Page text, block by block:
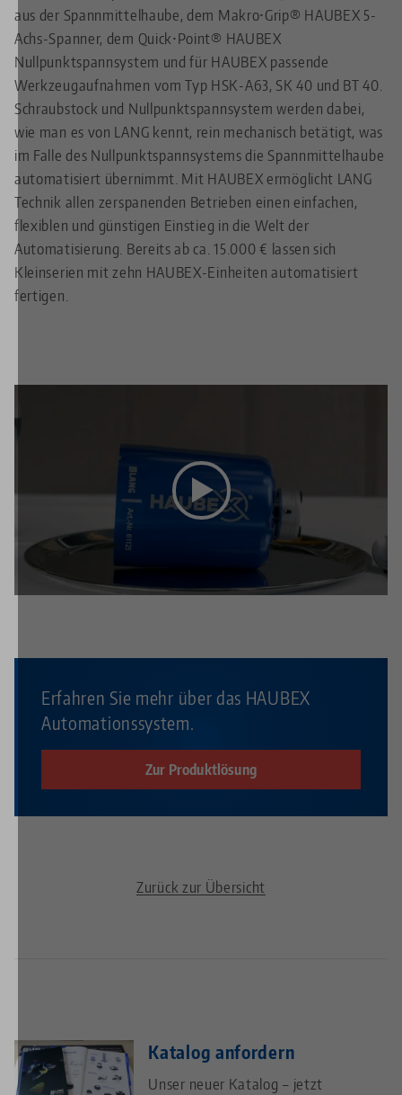
aus der Spannmittelhaube, dem Makro•Grip® HAUBEX 5-
Achs-Spanner, dem Quick•Point® HAUBEX
Nullpunktspannsystem und für HAUBEX passende
Werkzeugaufnahmen vom Typ HSK-A63, SK 40 und BT 40.
Schraubstock und Nullpunktspannsystem werden dabei,
wie man es von LANG kennt, rein mechanisch betätigt, was
im Falle des Nullpunktspannsystems die Spannmittelhaube
automatisiert übernimmt. Mit HAUBEX ermöglicht LANG
Technik allen zerspanenden Betrieben einen einfachen,
flexiblen und günstigen Einstieg in die Welt der
Automatisierung. Bereits ab ca. 15.000 € lassen sich
Kleinserien mit zehn HAUBEX-Einheiten automatisiert
fertigen.
Dieses Video wird durch Youtube bereitgestellt. Um
sich das Video anzusehen, aktivieren Sie in den
die Media-Cookies.
Erfahren Sie mehr über das HAUBEX
Automationssystem.
Zur Produktlösung
Zurück zur Übersicht
Katalog anfordern
Unser neuer Katalog – jetzt